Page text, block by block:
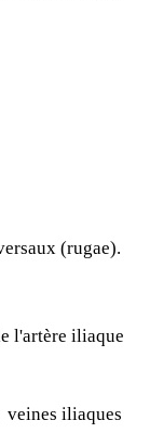
(rugae).
l'artère iliaque
iliaques